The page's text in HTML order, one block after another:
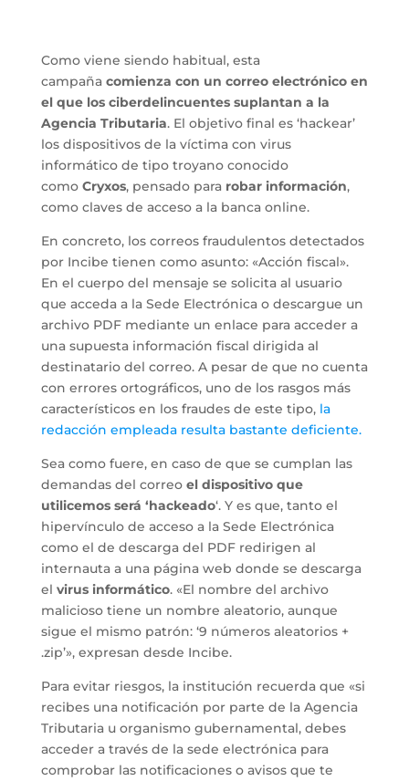
Como viene siendo habitual, esta
campaña comienza con un correo electrónico en
el que los ciberdelincuentes suplantan a la
Agencia Tributaria. El objetivo final es ‘hackear’
los dispositivos de la víctima con virus
informático de tipo troyano conocido
como Cryxos, pensado para robar información,
como claves de acceso a la banca online.
En concreto, los correos fraudulentos detectados
por Incibe tienen como asunto: «Acción fiscal».
En el cuerpo del mensaje se solicita al usuario
que acceda a la Sede Electrónica o descargue un
archivo PDF mediante un enlace para acceder a
una supuesta información fiscal dirigida al
destinatario del correo. A pesar de que no cuenta
con errores ortográficos, uno de los rasgos más
característicos en los fraudes de este tipo, la
redacción empleada resulta bastante deficiente.
Sea como fuere, en caso de que se cumplan las
demandas del correo el dispositivo que
utilicemos será ‘hackeado‘. Y es que, tanto el
hipervínculo de acceso a la Sede Electrónica
como el de descarga del PDF redirigen al
internauta a una página web donde se descarga
el virus informático. «El nombre del archivo
malicioso tiene un nombre aleatorio, aunque
sigue el mismo patrón: ‘9 números aleatorios +
.zip’», expresan desde Incibe.
Para evitar riesgos, la institución recuerda que «si
recibes una notificación por parte de la Agencia
Tributaria u organismo gubernamental, debes
acceder a través de la sede electrónica para
comprobar las notificaciones o avisos que te